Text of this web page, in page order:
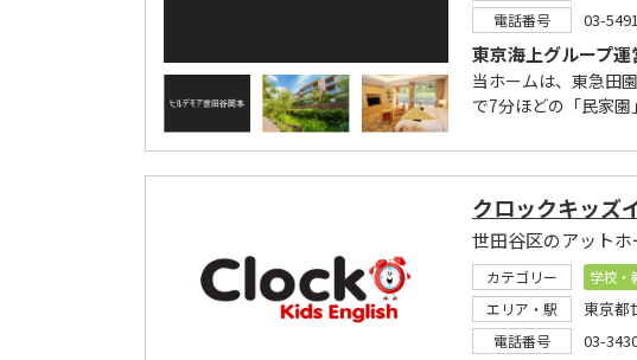
電話番号 03-
東京海上グループ
当ホームは、東急田
で7分ほどの「民家
クロックキッズ
世田谷区のアット
カテゴリー 学校・
エリア・駅
東京都
電話番号 03-